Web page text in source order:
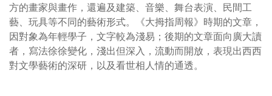
方的畫家與畫作，還遍及建築、音樂、舞台表演、民間工
藝、玩具等不同的藝術形式。《大拇指周報》時期的文章，
因對象為年輕學子，文字較為淺易；後期的文章面向廣大讀
者，寫法徐徐變化，淺出但深入，流動而開放，表現出西西
對文學藝術的深研，以及看世相人情的通透。